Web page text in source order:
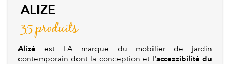
ALIZE
35 produits
Alizé est LA marque du mobilier de jardin
contemporain dont la conception et l’accessibilité du